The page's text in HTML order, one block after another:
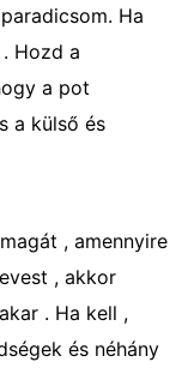
Ha
Hozd a
a pot
a külső és
, amennyire
, akkor
. Ha kell ,
és néhány